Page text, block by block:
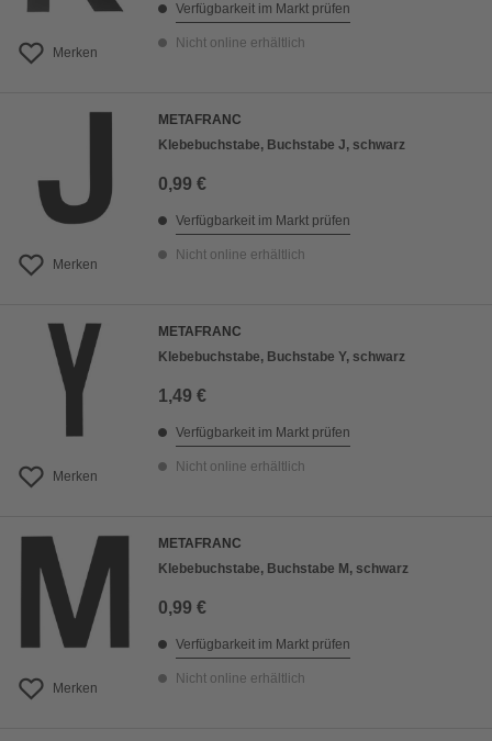
Merken
Verfügbarkeit im Markt prüfen
Nicht online erhältlich
Merken
METAFRANC
Klebebuchstabe, Buchstabe J, schwarz
0,99 €
Verfügbarkeit im Markt prüfen
Nicht online erhältlich
Merken
METAFRANC
Klebebuchstabe, Buchstabe Y, schwarz
1,49 €
Verfügbarkeit im Markt prüfen
Nicht online erhältlich
Merken
METAFRANC
Klebebuchstabe, Buchstabe M, schwarz
0,99 €
Verfügbarkeit im Markt prüfen
Nicht online erhältlich